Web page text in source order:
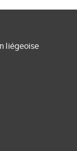
liégeoise